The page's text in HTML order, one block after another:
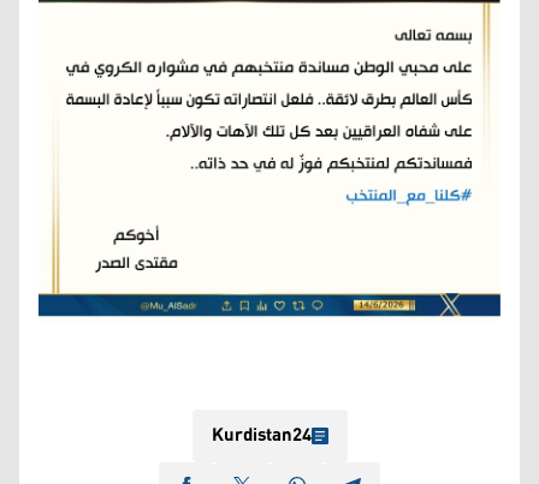
Kurdistan24